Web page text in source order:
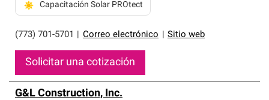
(773) 701-5701 Correo electrónico Sitio web
Capacitación Solar PROtect
Solicitar una cotización
G&L Construction, Inc.